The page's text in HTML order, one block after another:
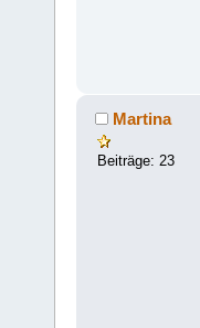
Martina
Beiträge: 23